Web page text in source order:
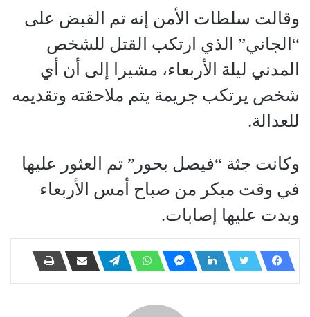
وقالت سلطات الأمن إنه تم القبض على
“الجاني” الذي ارتكب القتل للشخص
المدني ليلة الأربعاء، مشيرا إلى أن أي
شخص يرتكب جريمة يتم ملاحقته وتقديمه
للعدالة.
وكانت جثة “فيصل بحور” تم العثور عليها
في وقت مبكر من صباح أمس الأربعاء
وبدت عليها إصابات.